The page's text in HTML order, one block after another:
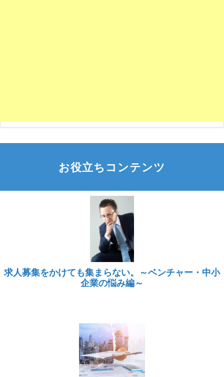
お役立ちコンテンツ
求人募集をかけても集まらない。～ベンチャー・中小
企業の悩み編～